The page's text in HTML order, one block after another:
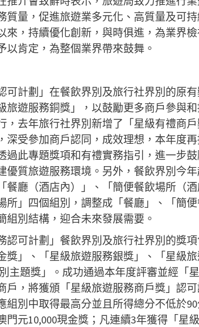
質量，促進旅遊業多元化、高質量及可
來，持續優化創新，與時俱進，為業界
以肯定，為整個業界帶來鼓舞。
可計劃」在餐飲界別及旅行社界別的原
旅遊服務銅獎」，以鼓勵更多商戶參與
，去年旅行社界別新增了「星級有禮商
深受參加商戶認同，成效理想，本年度
過此專題獎項和有禮實務指引，進一步
優質旅遊服務環境。另外，餐飲界別今
餐廳（酒店內）」、「簡便餐飲場所（
所」四個組別，調整成「餐廳」、「簡便
組別結構，迎合未來發展需要。
認可計劃」餐飲界別及旅行社界別的獎
獎」、「星級旅遊服務銀獎」、「星級
主題獎」。成功通過本年度評審並經「
戶，將獲頒「星級旅遊服務商戶獎」認
組別中取得最高分並且所得總分不低於
門元10,000現金獎；凡連續3年獲得「星